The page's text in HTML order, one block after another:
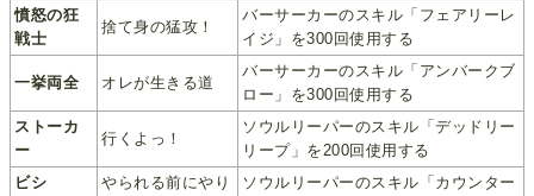
憤怒の狂
戦士
捨て身の猛攻！
バーサーカーのスキル「フェアリーレ
イジ」を300回使用する
一挙両全 オレが生きる道
バーサーカーのスキル「アンバークブ
ロー」を300回使用する
ストーカ
ー
行くよっ！
ソウルリーパーのスキル「デッドリー
リープ」を200回使用する
ビシ
やられる前にやり
ソウルリーパーのスキル「カウンター